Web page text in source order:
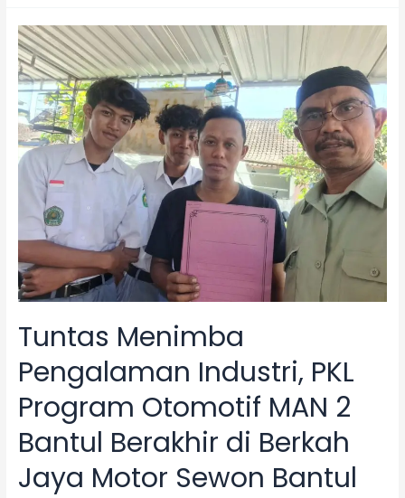
Label,
Dua
Siswi
Tata
Busana
MAN
2
Bantul
Resmi
Tuntaskan
PKL
Tuntas Menimba
Pengalaman Industri, PKL
Program Otomotif MAN 2
Bantul Berakhir di Berkah
Jaya Motor Sewon Bantul